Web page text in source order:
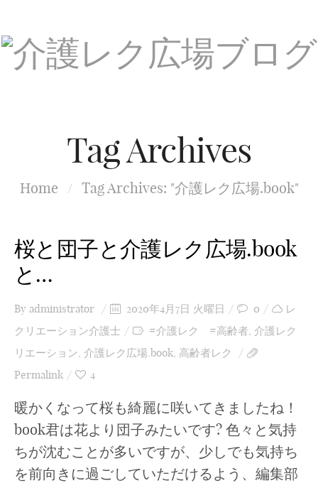
Tag Archives
Home / Tag Archives: "介護レク広場.book"
桜と団子と介護レク広場.book
と…
By administrator 2020年4月7日 火曜日 0
レ
クリエーション介護士
#介護レク #高齢者 介護レク
リエーション 介護レク広場.book 高齢者レク
Permalink
4
暖かくなって桜も綺麗に咲いてきましたね！
book君は花より団子みたいです? 色々と気持
ちが沈むことが多いですが、少しでも気持ち
を前向きに過ごしていただけるよう、編集部